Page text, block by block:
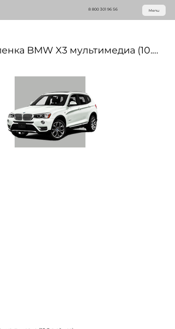
8 800 301 96 56 Menu
Cтатическая пленка BMW X3 мультимедиа (10.2 дюймов)